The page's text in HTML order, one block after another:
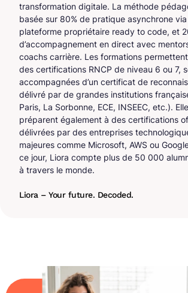
transformation digitale. La méthode
basée sur 80% de pratique asynchrone
plateforme propriétaire ready to code, et
d’accompagnement en direct avec
coachs carrière. Les formations
des certifications RNCP de niveau 6 ou 7,
accompagnées d’un certificat de
délivré par de grandes institutions
Paris, La Sorbonne, ECE, INSEEC, etc.).
préparent également à des certifications
délivrées par des entreprises
majeures comme Microsoft, AWS ou
ce jour, Liora compte plus de 50 000
à travers le monde.
Liora – Your future. Decoded.